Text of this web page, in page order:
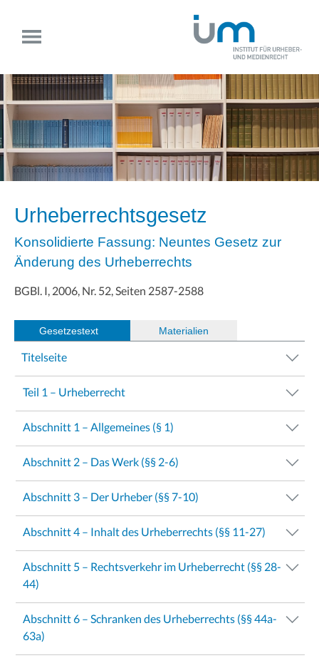
Urheberrechtsgesetz
Konsolidierte Fassung: Neuntes Gesetz zur
Änderung des Urheberrechts
BGBl. I, 2006, Nr. 52, Seiten 2587-2588
Gesetzestext Materialien
Titelseite
Teil 1 – Urheberrecht
Abschnitt 1 – Allgemeines (§ 1)
Abschnitt 2 – Das Werk (§§ 2-6)
Abschnitt 3 – Der Urheber (§§ 7-10)
Abschnitt 4 – Inhalt des Urheberrechts (§§ 11-27)
Abschnitt 5 – Rechtsverkehr im Urheberrecht (§§ 28-
44)
Abschnitt 6 – Schranken des Urheberrechts (§§ 44a-
63a)